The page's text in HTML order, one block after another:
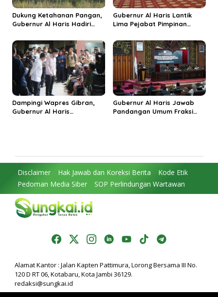
Dukung Ketahanan Pangan,
Gubernur Al Haris Hadiri
Kabupaten Tanjungjabung
Timur
Gubernur Al Haris Lantik
Lima Pejabat Pimpinan
Penguatan Kinerja dan
Integritas
Dampingi Wapres Gibran,
Gubernur Al Haris
Gubernur Al Haris Jawab
Pandangan Umum Fraksi
Disclaimer Hak Jawab dan Koreksi Berita
Kode Etik
Pedoman Media Siber
SOP Perlindungan Wartawan
Alamat Kantor : Jalan Kapten Pattimura, Lorong Bersama III No.
120 D RT 06, Kotabaru, Kota Jambi 36129.
redaksi@sungkai.id